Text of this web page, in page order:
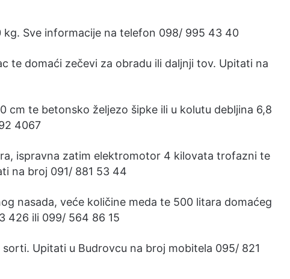
kg. Sve informacije na telefon 098/ 995 43 40
te domaći zečevi za obradu ili daljnji tov. Upitati na
cm te betonsko željezo šipke ili u kolutu debljina 6,8
4067
ispravna zatim elektromotor 4 kilovata trofazni te
na broj 091/ 881 53 44
nasada, veće količine meda te 500 litara domaćeg
426 ili 099/ 564 86 15
sorti. Upitati u Budrovcu na broj mobitela 095/ 821